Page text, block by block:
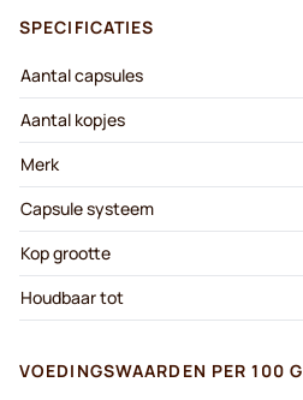
SPECIFICATIES
Aantal capsules
Aantal kopjes
Merk
Capsule systeem
Kop grootte
Houdbaar tot
VOEDINGSWAARDEN PER 100 G